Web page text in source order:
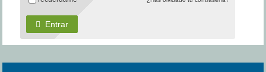
Entrar